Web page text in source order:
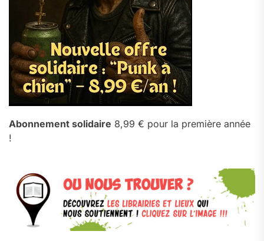
Abonnement solidaire 8,99 € pour la première année
!